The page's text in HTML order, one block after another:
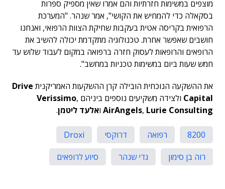
מוצפים במשימות חזרתיות והם אמרו שאין מספיק ספרות
בסקאלה כדי להמחיש את הקושי", אמר שנהר. "המערכת
הרפואית בקריסה אטית בעקבות שחיקת הצוות הרפואי, ואנחנו
חושבים שאפשר אחרת. טכנולוגיה מתקדמת יכולה להשיב את
הרופאים והרופאות לעסוק חזרה ברפואה במקום לעבוד שלוש עד
חמש שעות ביום במשימות טכניות במחשב".
את ההשקעה הנוכחית הובילה קרן ההשקעות האמריקנית Drive
Capital ולצידה משקיעים נוספים ביניהם Verissimo,
AirAngels, Lurie Consulting ואלעד ליטמן.
8200 רפואה דרוקסי
Droxi
רוה בן סימון
גדי שנהר סיוע לרופאים